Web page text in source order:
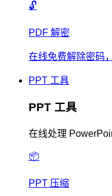
🔓
PDF 解密
在线免费解除密码
PPT 工具
PPT 工具
在线处理
📦
PPT 压缩